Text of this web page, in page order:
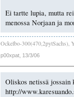
Ei tartte lupia, mutta
menossa Norjaan ja
Ockelbo-300(470,2pytSachs),
p00xpat 13/3/06
Oliskos netissä
http://